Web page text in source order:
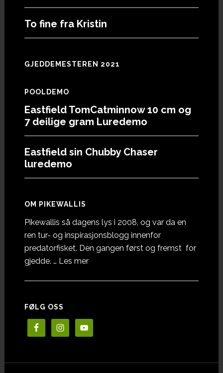
To fine fra Kristin
GJEDDEMESTEREN 2021
POOLDEMO
Eastfield TomCatminnow 10 cm og
7 deilige gram Luredemo
Eastfield sin Chubby Chaser
luredemo
OM PIKEWALLIS
Pikewallis så dagens lys i 2008, og var da en
ren tur- og inspirasjonsblogg innenfor
predatorfisket. Den gangen først og fremst for
gjedde. … Les meromOm
FØLG OSS